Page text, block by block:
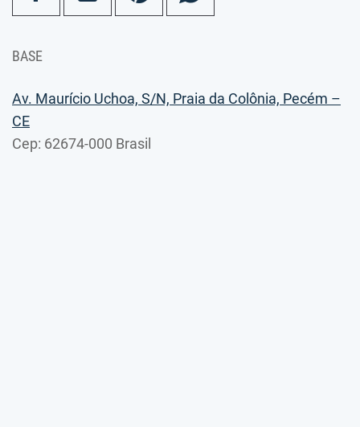
BASE
Av. Maurício Uchoa, S/N, Praia da Colônia, Pecém –
CE
Cep: 62674-000 Brasil